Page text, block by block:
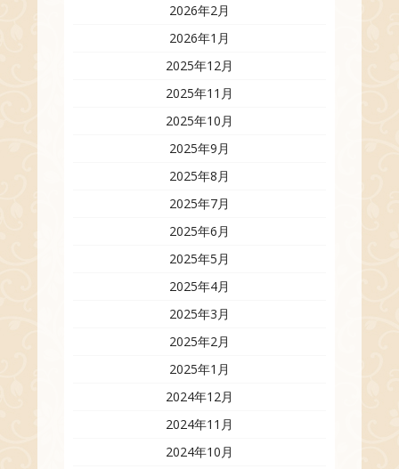
2026年2月
2026年1月
2025年12月
2025年11月
2025年10月
2025年9月
2025年8月
2025年7月
2025年6月
2025年5月
2025年4月
2025年3月
2025年2月
2025年1月
2024年12月
2024年11月
2024年10月